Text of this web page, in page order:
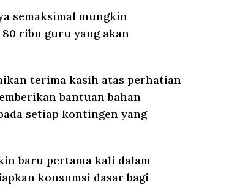
semaksimal mungkin
ribu guru yang akan
terima kasih atas perhatian
bantuan bahan
setiap kontingen yang
baru pertama kali dalam
konsumsi dasar bagi